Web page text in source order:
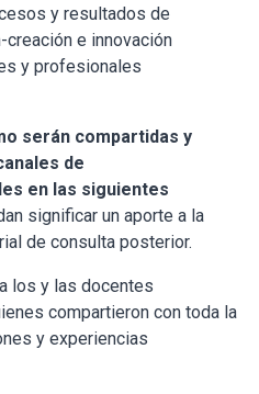
y resultados de
e innovación
y profesionales
serán compartidas y
de
en las siguientes
significar un aporte a la
de consulta posterior.
los y las docentes
compartieron con toda la
y experiencias